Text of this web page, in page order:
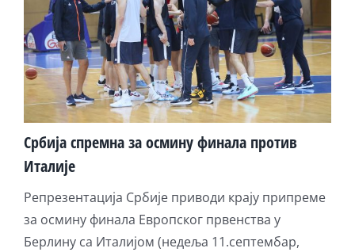
Србија спремна за осмину финала против
Италије
Репрезентација Србије приводи крају припреме
за осмину финала Европског првенства у
Берлину са Италијом (недеља 11.септембар,